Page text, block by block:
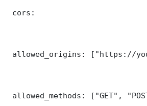
cors:
allowed_origins: ["https://
allowed_methods: ["GET",